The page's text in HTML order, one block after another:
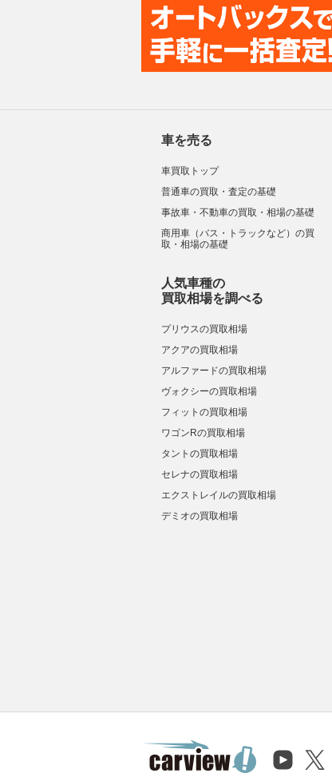
車を売る
車買取トップ
普通車の買取・査定の基礎
事故車・不動車の買取・相場の基礎
商用車（バス・トラックなど）の買
取・相場の基礎
人気車種の
買取相場を調べる
プリウスの買取相場
アクアの買取相場
アルファードの買取相場
ヴォクシーの買取相場
フィットの買取相場
ワゴンRの買取相場
タントの買取相場
セレナの買取相場
エクストレイルの買取相場
デミオの買取相場